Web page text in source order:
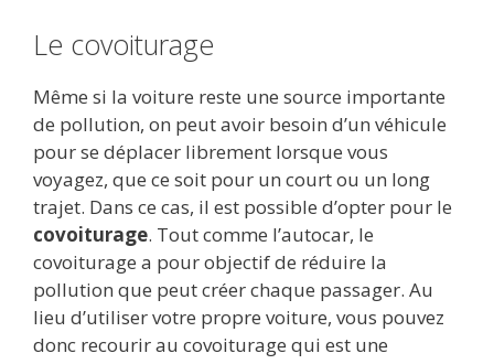
Le covoiturage
Même si la voiture reste une source importante
de pollution, on peut avoir besoin d’un véhicule
pour se déplacer librement lorsque vous
voyagez, que ce soit pour un court ou un long
trajet. Dans ce cas, il est possible d’opter pour le
covoiturage. Tout comme l’autocar, le
covoiturage a pour objectif de réduire la
pollution que peut créer chaque passager. Au
lieu d’utiliser votre propre voiture, vous pouvez
donc recourir au covoiturage qui est une